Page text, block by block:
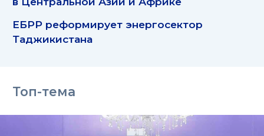
ЕБРР реформирует энергосектор
Таджикистана
Топ-тема